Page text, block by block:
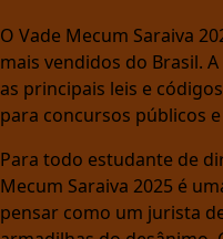
O Vade Mecum Saraiva
mais vendidos do Brasil.
as principais leis e
para concursos públicos
Para todo estudante de
Mecum Saraiva 2025 é
pensar como um jurista